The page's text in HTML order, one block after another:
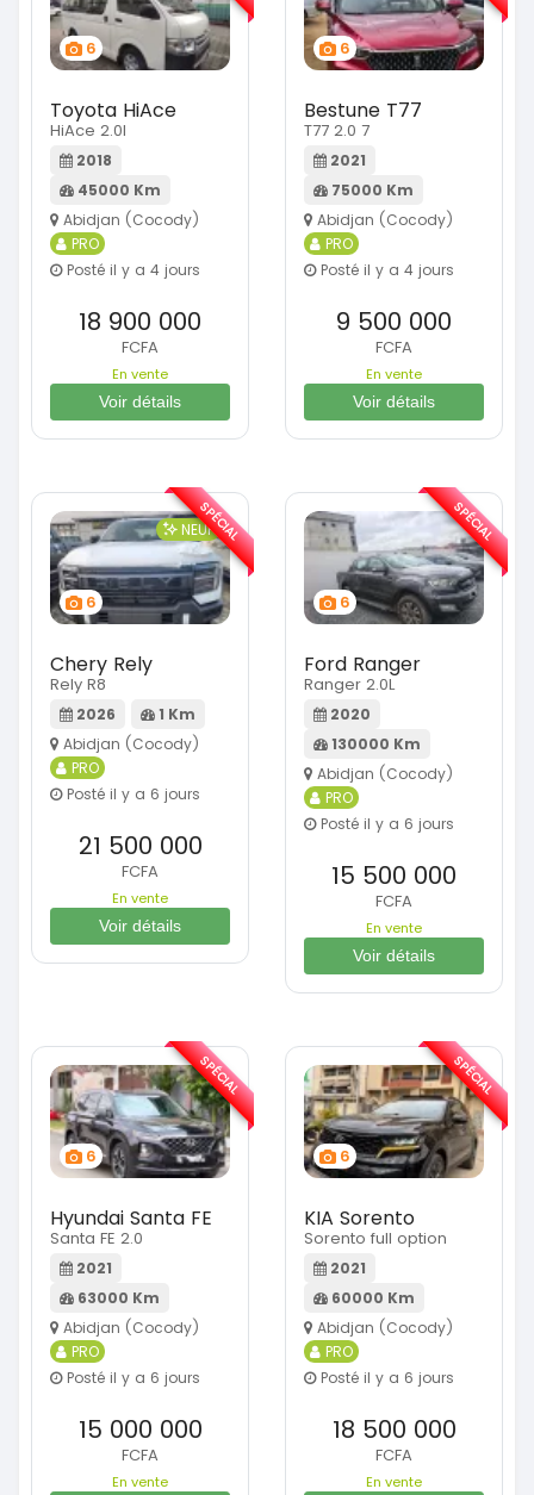
6
Toyota HiAce
HiAce 2.0l
2018
45000 Km
Abidjan (Cocody)
PRO
Posté il y a 4 jours
18 900 000
FCFA
En vente
Voir détails
6
Bestune T77
T77 2.0 7
2021
75000 Km
Abidjan (Cocody)
PRO
Posté il y a 4 jours
9 500 000
FCFA
En vente
Voir détails
6
NEUF
Chery Rely
Rely R8
2026
1 Km
Abidjan (Cocody)
PRO
Posté il y a 6 jours
21 500 000
FCFA
En vente
Voir détails
SPÉCIAL
6
Ford Ranger
Ranger 2.0L
2020
130000 Km
Abidjan (Cocody)
PRO
Posté il y a 6 jours
15 500 000
FCFA
En vente
Voir détails
SPÉCIAL
6
Hyundai Santa FE
Santa FE 2.0
2021
63000 Km
Abidjan (Cocody)
PRO
Posté il y a 6 jours
15 000 000
FCFA
En vente
SPÉCIAL
6
KIA Sorento
Sorento full option
2021
60000 Km
Abidjan (Cocody)
PRO
Posté il y a 6 jours
18 500 000
FCFA
En vente
SPÉCIAL